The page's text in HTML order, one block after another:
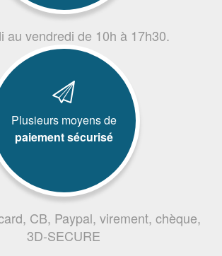
au vendredi de 10h à 17h30.
Plusieurs moyens de
paiement sécurisé
CB, Paypal, virement, chèque,
3D-SECURE